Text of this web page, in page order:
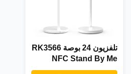
تلفزيون 24 بوصة RK3566
NFC Stand By Me
داخلي يعمل بنظام